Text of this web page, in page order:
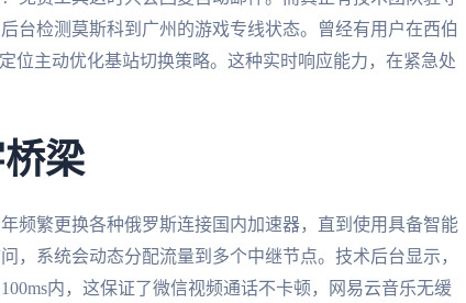
台检测莫斯科到广州的游戏专线状态。曾经有用户在西伯
位主动优化基站切换策略。这种实时响应能力，在紧急处
梁
频繁更换各种俄罗斯连接国内加速器，直到使用具备智能
，系统会动态分配流量到多个中继节点。技术后台显示，
内，这保证了微信视频通话不卡顿，网易云音乐无缓